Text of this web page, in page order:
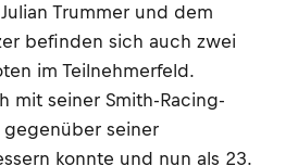
Trummer und dem
befinden sich auch zwei
im Teilnehmerfeld.
mit seiner Smith-Racing-
seiner
konnte und nun als 23.